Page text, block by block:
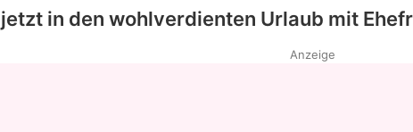
in den wohlverdienten Urlaub mit
Anzeige